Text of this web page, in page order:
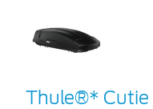
Thule®* Cutie